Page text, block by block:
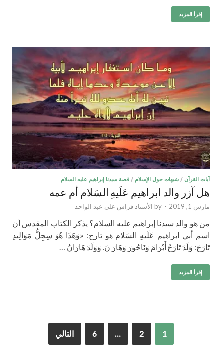
إقرأ المزيد
آيات القرآن / شبهات حول الإسلام / قصة سيدنا إبراهيم عليه السلام
هل آزر والد ابراهيم عَلَيهِ السَلام أم عمه
مارس 1, 2019 -
by الأستاذ فراس علي عبد الواحد
من هو والد سيدنا إبراهيم عليه السلام؟ يذكر الكتاب المقدس أن
اسم أبي ابراهيم عَلَيهِ السَلام هو تارح: «وَهَذَا هُوَ سِجِلُّ مَوَالِيدِ
تَارَحَ: وَلَدَ تَارَحُ أَبْرَامَ وَنَاحُورَ وَهَارَانَ. وَوَلَدَ هَارَانُ …
إقرأ المزيد
1
2
…
6 التالي